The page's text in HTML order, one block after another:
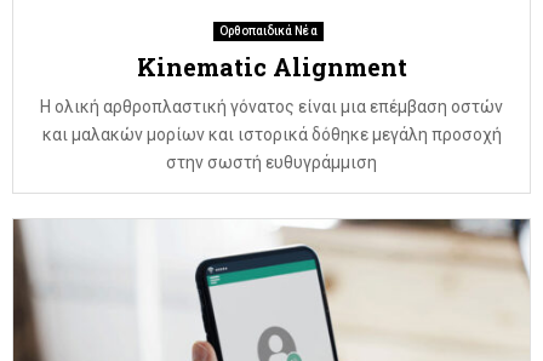
Ορθοπαιδικά Νέα
Kinematic Alignment
Η ολική αρθροπλαστική γόνατος είναι μια επέμβαση οστών
και μαλακών μορίων και ιστορικά δόθηκε μεγάλη προσοχή
στην σωστή ευθυγράμμιση